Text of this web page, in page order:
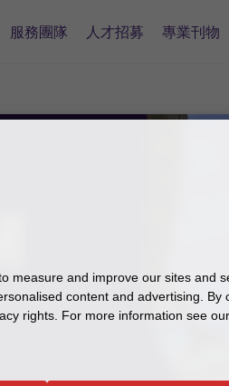
服務團隊 人才招募 專業刊物
measure and improve our sites and
content and advertising. By
rights. For more information see